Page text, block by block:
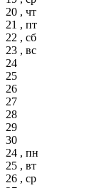
20 , чт
21 , пт
22 , сб
23 , вс
24
25
26
27
28
29
30
24 , пн
25 , вт
26 , ср